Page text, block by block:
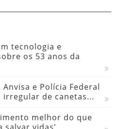
tecnologia e
os 53 anos da
e Polícia Federal
de canetas...
melhor do que
salvar vidas'